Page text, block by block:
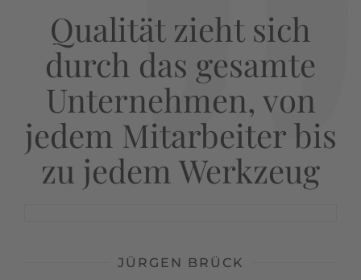
Qualität zieht sich
durch das gesamte
Unternehmen, von
jedem Mitarbeiter bis
zu jedem Werkzeug
JÜRGEN BRÜCK